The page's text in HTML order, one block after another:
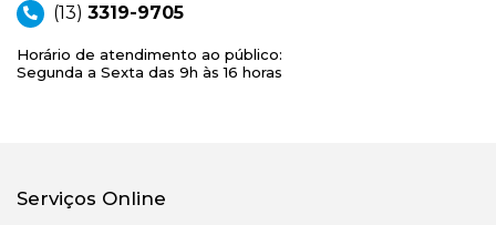
(13) 3319-9705
Horário de atendimento ao público:
Segunda a Sexta das 9h às 16 horas
Serviços Online